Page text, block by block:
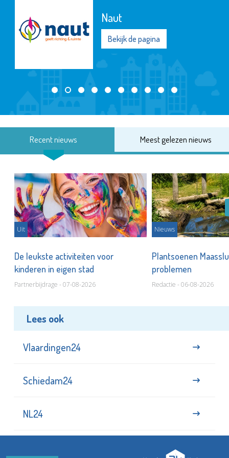
Naut
Bekijk de pagina
Recent nieuws Meest gelezen nieuws
Uit
De leukste activiteiten voor
kinderen in eigen stad
Partnerbijdrage - 07-08-2026
Nieuws
Plantsoenen
problemen
Redactie - 06-08-2026
Lees ook
Vlaardingen24
Schiedam24
NL24